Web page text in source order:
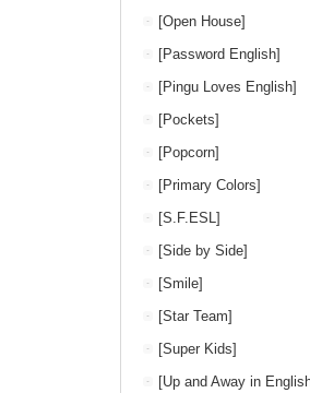
[Open House]
[Password English]
[Pingu Loves English]
[Pockets]
[Popcorn]
[Primary Colors]
[S.F.ESL]
[Side by Side]
[Smile]
[Star Team]
[Super Kids]
[Up and Away in